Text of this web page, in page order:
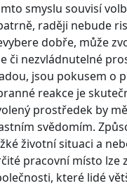
smyslu souvisí
raději nebude
dobře, může
či nezvládnutelné
jsou pokusem o
reakce je
prostředek by
svědomím.
životní situaci a
pracovní místo lze
které lidé